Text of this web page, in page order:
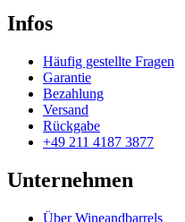
Infos
Häufig gestellte Fragen
Garantie
Bezahlung
Versand
Rückgabe
+49 211 4187 3877
Unternehmen
Über Wineandbarrels